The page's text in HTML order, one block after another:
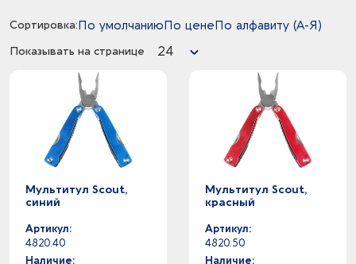
синий прозрачный - 1
Сортировка:По умолчаниюПо ценеПо алфавиту (А-Я)
Показывать на странице 24
Мультитул Scout,
синий
Артикул:
4820.40
Наличие:
Мультитул Scout,
красный
Артикул:
4820.50
Наличие: